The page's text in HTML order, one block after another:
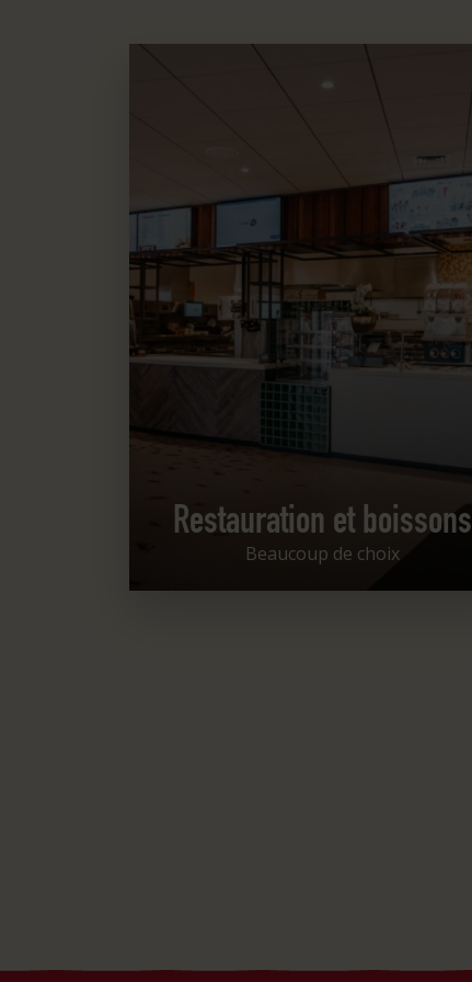
Restauration et boissons
Beaucoup de choix